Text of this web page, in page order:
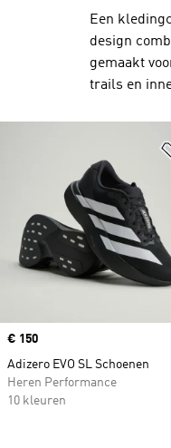
Price
€ 150
Adizero EVO SL Schoenen
Heren Performance
10 kleuren
Een
design
gemaakt
trails en